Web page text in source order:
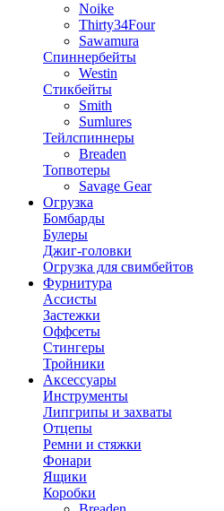
Noike
Thirty34Four
Sawamura
Спиннербейты
Westin
Стикбейты
Smith
Sumlures
Тейлспиннеры
Breaden
Топвотеры
Savage Gear
Огрузка
Бомбарды
Булеры
Джиг-головки
Огрузка для свимбейтов
Фурнитура
Ассисты
Застежки
Оффсеты
Стингеры
Тройники
Аксессуары
Инструменты
Липгрипы и захваты
Отцепы
Ремни и стяжки
Фонари
Ящики
Коробки